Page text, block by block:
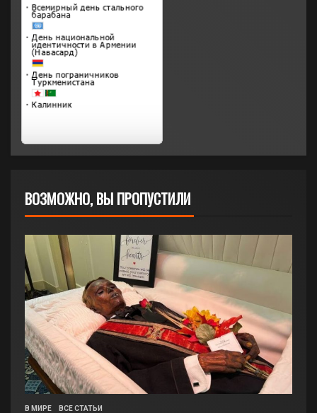
ВОЗМОЖНО, ВЫ ПРОПУСТИЛИ
В МИРЕ ВСЕ СТАТЬИ